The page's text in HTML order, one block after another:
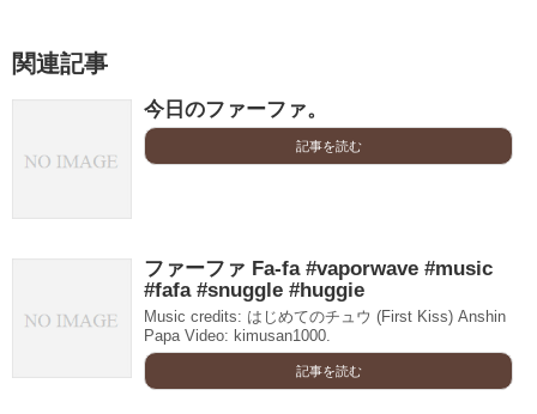
関連記事
今日のファーファ。
記事を読む
ファーファ Fa-fa #vaporwave #music
#fafa #snuggle #huggie
Music credits: はじめてのチュウ (First Kiss) Anshin
Papa Video: kimusan1000.
記事を読む